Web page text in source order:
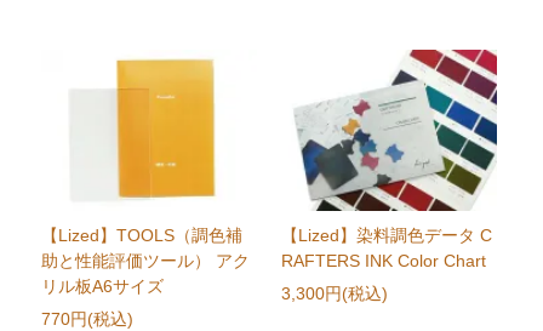
【Lized】TOOLS（調色補
助と性能評価ツール） アク
リル板A6サイズ
770円(税込)
【Lized】染料調色データ C
RAFTERS INK Color Chart
3,300円(税込)